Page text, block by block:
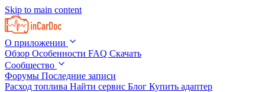
Skip to main content
О приложении
Обзор Особенности FAQ Скачать
Сообщество
Форумы Последние записи
Расход топлива Найти сервис Блог Купить адаптер